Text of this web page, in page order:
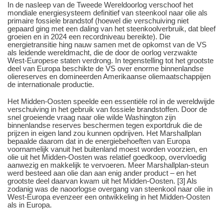
In de nasleep van de Tweede Wereldoorlog verschoof het
mondiale energiesysteem definitief van steenkool naar olie als
primaire fossiele brandstof (hoewel die verschuiving niet
gepaard ging met een daling van het steenkoolverbruik, dat bleef
groeien en in 2024 een recordniveau bereikte). Die
energietransitie hing nauw samen met de opkomst van de VS
als leidende wereldmacht, die de door de oorlog verzwakte
West-Europese staten verdrong. In tegenstelling tot het grootste
deel van Europa beschikte de VS over enorme binnenlandse
oliereserves en domineerden Amerikaanse oliemaatschappijen
de internationale productie.
Het Midden-Oosten speelde een essentiële rol in de wereldwijde
verschuiving in het gebruik van fossiele brandstoffen. Door de
snel groeiende vraag naar olie wilde Washington zijn
binnenlandse reserves beschermen tegen exportdruk die de
prijzen in eigen land zou kunnen opdrijven. Het Marshallplan
bepaalde daarom dat in de energiebehoeften van Europa
voornamelijk vanuit het buitenland moest worden voorzien, en
olie uit het Midden-Oosten was relatief goedkoop, overvloedig
aanwezig en makkelijk te vervoeren. Meer Marshallplan-steun
werd besteed aan olie dan aan enig ander product – en het
grootste deel daarvan kwam uit het Midden-Oosten. [3] Als
zodanig was de naoorlogse overgang van steenkool naar olie in
West-Europa evenzeer een ontwikkeling in het Midden-Oosten
als in Europa.